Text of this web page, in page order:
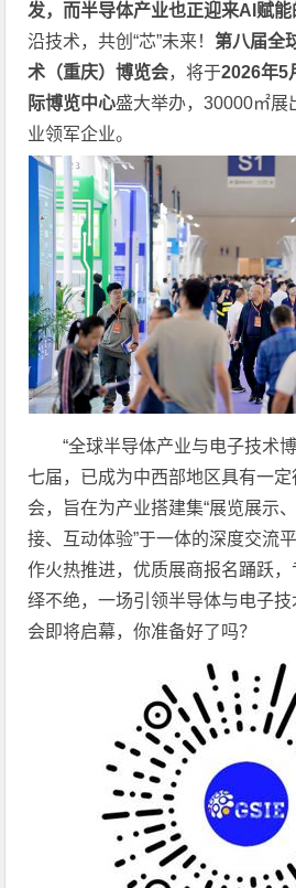
发，而半导体产业也正迎来AI赋
沿技术，共创“芯”未来！第八届全
术（重庆）博览会，将于2026年5
际博览中心盛大举办，30000㎡展
业领军企业。
“全球半导体产业与电子技术
七届，已成为中西部地区具有一
会，旨在为产业搭建集“展览展示
接、互动体验”于一体的深度交流
作火热推进，优质展商报名踊跃
绎不绝，一场引领半导体与电子
会即将启幕，你准备好了吗？